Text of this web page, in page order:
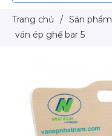
Trang chủ / Sản phẩm
ván ép ghế bar 5